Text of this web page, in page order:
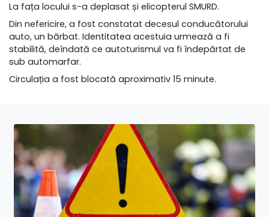
La fața locului s-a deplasat și elicopterul SMURD.
Din nefericire, a fost constatat decesul conducătorului
auto, un bărbat. Identitatea acestuia urmează a fi
stabilită, deîndată ce autoturismul va fi îndepărtat de
sub automarfar.
Circulația a fost blocată aproximativ 15 minute.